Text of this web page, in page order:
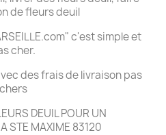
de fleurs deuil
c'est simple et
cher.
des frais de livraison pas
chers
DEUIL POUR UN
STE MAXIME 83120